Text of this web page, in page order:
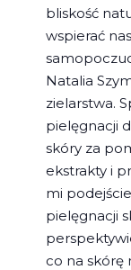
bliskość
wspierać
Natalia
zielarstwa.
pielęgnacji
skóry za
ekstrakty i
mi
pielęgnacji
co na skórę